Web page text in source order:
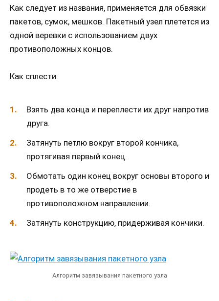
Как следует из названия, применяется для обвязки
пакетов, сумок, мешков. Пакетный узел плетется из
одной веревки с использованием двух
противоположных концов.
Как сплести:
Взять два конца и переплести их друг напротив
друга.
Затянуть петлю вокруг второй кончика,
протягивая первый конец.
Обмотать один конец вокруг основы второго и
продеть в то же отверстие в
противоположном направлении.
Затянуть конструкцию, придерживая кончики.
Алгоритм завязывания пакетного узла